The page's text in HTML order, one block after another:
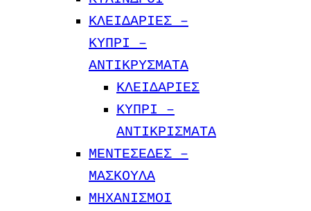
ΚΛΕΙΔΑΡΙΕΣ –
KYΠΡΙ –
ΑΝΤΙΚΡΥΣΜΑΤΑ
ΚΛΕΙΔΑΡΙΕΣ
ΚΥΠΡΙ –
ΑΝΤΙΚΡIΣΜΑΤΑ
ΜΕΝΤΕΣΕΔΕΣ –
ΜΑΣΚΟΥΛΑ
ΜΗΧΑΝΙΣΜΟΙ